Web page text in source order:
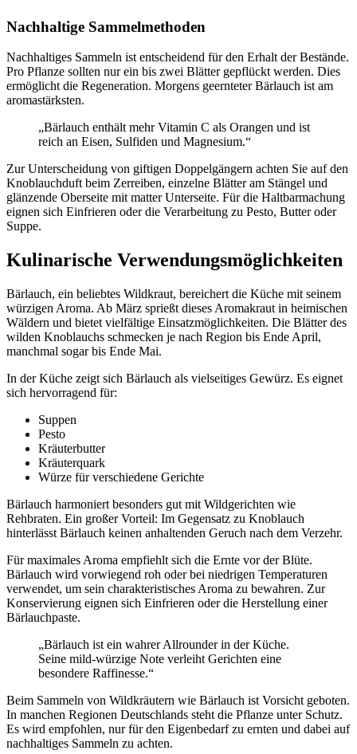
Nachhaltige Sammelmethoden
Nachhaltiges Sammeln ist entscheidend für den Erhalt der Bestände.
Pro Pflanze sollten nur ein bis zwei Blätter gepflückt werden. Dies
ermöglicht die Regeneration. Morgens geernteter Bärlauch ist am
aromastärksten.
„Bärlauch enthält mehr Vitamin C als Orangen und ist
reich an Eisen, Sulfiden und Magnesium.“
Zur Unterscheidung von giftigen Doppelgängern achten Sie auf den
Knoblauchduft beim Zerreiben, einzelne Blätter am Stängel und
glänzende Oberseite mit matter Unterseite. Für die Haltbarmachung
eignen sich Einfrieren oder die Verarbeitung zu Pesto, Butter oder
Suppe.
Kulinarische Verwendungsmöglichkeiten
Bärlauch, ein beliebtes Wildkraut, bereichert die Küche mit seinem
würzigen Aroma. Ab März sprießt dieses Aromakraut in heimischen
Wäldern und bietet vielfältige Einsatzmöglichkeiten. Die Blätter des
wilden Knoblauchs schmecken je nach Region bis Ende April,
manchmal sogar bis Ende Mai.
In der Küche zeigt sich Bärlauch als vielseitiges Gewürz. Es eignet
sich hervorragend für:
Suppen
Pesto
Kräuterbutter
Kräuterquark
Würze für verschiedene Gerichte
Bärlauch harmoniert besonders gut mit Wildgerichten wie
Rehbraten. Ein großer Vorteil: Im Gegensatz zu Knoblauch
hinterlässt Bärlauch keinen anhaltenden Geruch nach dem Verzehr.
Für maximales Aroma empfiehlt sich die Ernte vor der Blüte.
Bärlauch wird vorwiegend roh oder bei niedrigen Temperaturen
verwendet, um sein charakteristisches Aroma zu bewahren. Zur
Konservierung eignen sich Einfrieren oder die Herstellung einer
Bärlauchpaste.
„Bärlauch ist ein wahrer Allrounder in der Küche.
Seine mild-würzige Note verleiht Gerichten eine
besondere Raffinesse.“
Beim Sammeln von Wildkräutern wie Bärlauch ist Vorsicht geboten.
In manchen Regionen Deutschlands steht die Pflanze unter Schutz.
Es wird empfohlen, nur für den Eigenbedarf zu ernten und dabei auf
nachhaltiges Sammeln zu achten.